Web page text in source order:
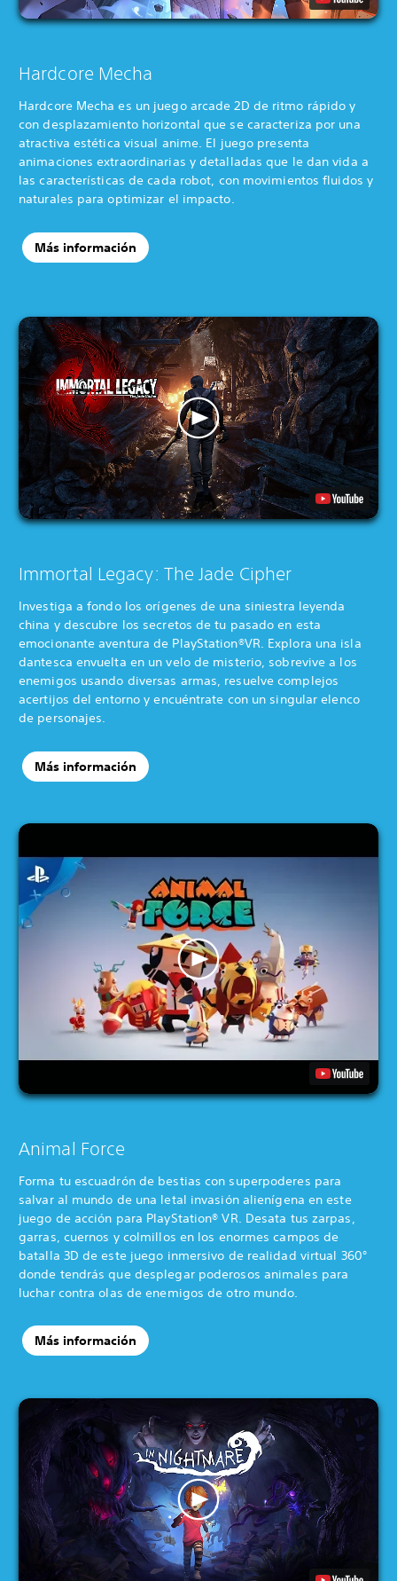
Hardcore Mecha
Hardcore Mecha es un juego arcade 2D de ritmo rápido y
con desplazamiento horizontal que se caracteriza por una
atractiva estética visual anime. El juego presenta
animaciones extraordinarias y detalladas que le dan vida a
las características de cada robot, con movimientos fluidos y
naturales para optimizar el impacto.
Más información
Immortal Legacy: The Jade Cipher
Investiga a fondo los orígenes de una siniestra leyenda
china y descubre los secretos de tu pasado en esta
emocionante aventura de PlayStation®VR. Explora una isla
dantesca envuelta en un velo de misterio, sobrevive a los
enemigos usando diversas armas, resuelve complejos
acertijos del entorno y encuéntrate con un singular elenco
de personajes.
Más información
Animal Force
Forma tu escuadrón de bestias con superpoderes para
salvar al mundo de una letal invasión alienígena en este
juego de acción para PlayStation® VR. Desata tus zarpas,
garras, cuernos y colmillos en los enormes campos de
batalla 3D de este juego inmersivo de realidad virtual 360°
donde tendrás que desplegar poderosos animales para
luchar contra olas de enemigos de otro mundo.
Más información